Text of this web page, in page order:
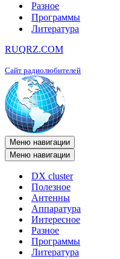
Разное
Программы
Литература
RUQRZ.COM
Сайт радиолюбителей
Меню навигации
Меню навигации
DX cluster
Полезное
Антенны
Аппаратура
Интересное
Разное
Программы
Литература